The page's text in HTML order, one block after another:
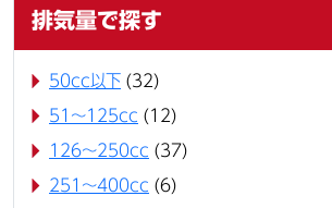
排気量で探す
50cc以下 (32)
51～125cc (12)
126～250cc (37)
251～400cc (6)